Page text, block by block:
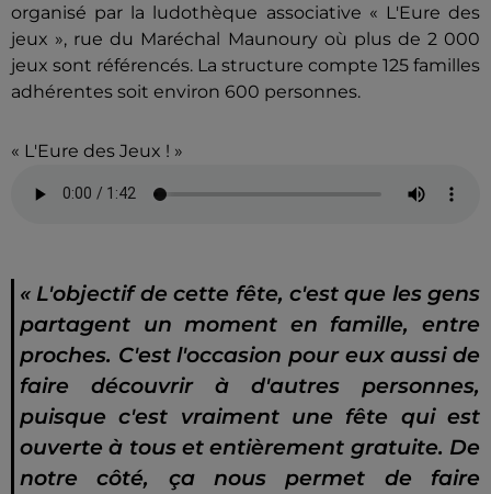
organisé par la ludothèque associative « L'Eure des
jeux », rue du Maréchal Maunoury où plus de 2 000
jeux sont référencés. La structure compte 125 familles
adhérentes soit environ 600 personnes.
« L'Eure des Jeux ! »
« L'objectif de cette fête, c'est que les gens
partagent un moment en famille, entre
proches. C'est l'occasion pour eux aussi de
faire découvrir à d'autres personnes,
puisque c'est vraiment une fête qui est
ouverte à tous et entièrement gratuite. De
notre côté, ça nous permet de faire